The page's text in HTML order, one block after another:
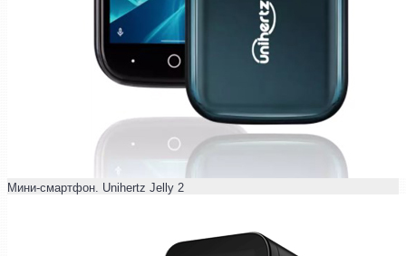
Мини-смартфон. Unihertz Jelly 2